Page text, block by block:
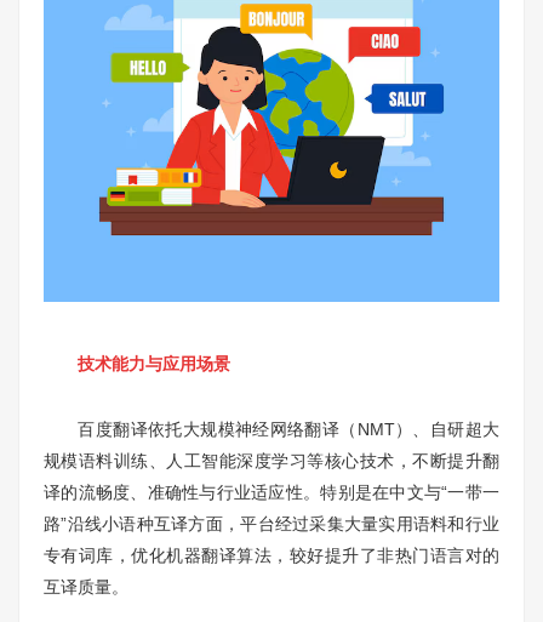
技术能力与应用场景
百度翻译依托大规模神经网络翻译（NMT）、自研超大
规模语料训练、人工智能深度学习等核心技术，不断提升翻
译的流畅度、准确性与行业适应性。特别是在中文与“一带一
路”沿线小语种互译方面，平台经过采集大量实用语料和行业
专有词库，优化机器翻译算法，较好提升了非热门语言对的
互译质量。